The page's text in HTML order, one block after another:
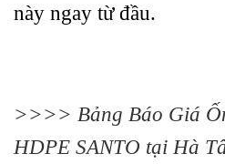
này ngay từ đầu.
>>>> Bảng Báo Giá
HDPE SANTO tại Hà